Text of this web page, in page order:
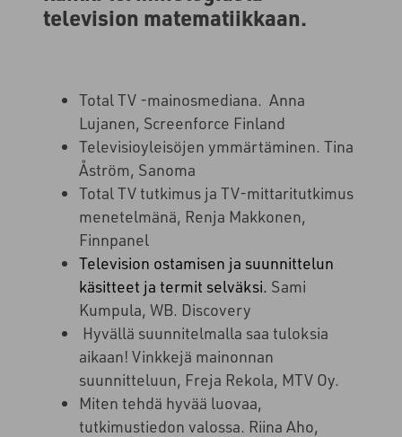
television matematiikkaan.
Total TV -mainosmediana. Anna
Lujanen, Screenforce Finland
Televisioyleisöjen ymmärtäminen. Tina
Åström, Sanoma
Total TV tutkimus ja TV-mittaritutkimus
menetelmänä, Renja Makkonen,
Finnpanel
Television ostamisen ja suunnittelun
käsitteet ja termit selväksi. Sami
Kumpula, WB. Discovery
Hyvällä suunnitelmalla saa tuloksia
aikaan! Vinkkejä mainonnan
suunnitteluun, Freja Rekola, MTV Oy.
Miten tehdä hyvää luovaa,
tutkimustiedon valossa. Riina Aho,